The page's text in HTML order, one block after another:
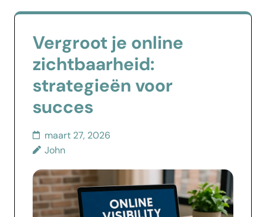
Vergroot je online
zichtbaarheid:
strategieën voor
succes
maart 27, 2026
John